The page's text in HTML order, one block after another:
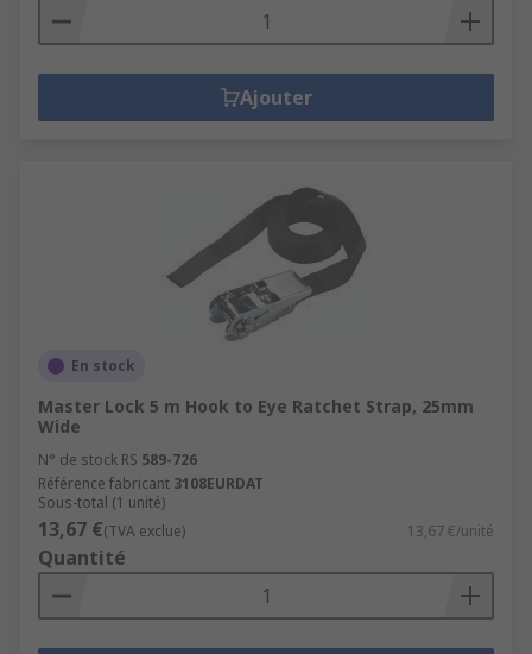
Ajouter
En stock
Master Lock 5 m Hook to Eye Ratchet Strap, 25mm
Wide
N° de stock RS 589-726
Référence fabricant 3108EURDAT
Sous-total (1 unité)
13,67 €(TVA exclue) 13,67 €/unité
Quantité